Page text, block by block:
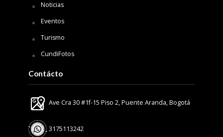
Noticias
Eventos
Turismo
CundiFotos
Contácto
Ave Cra 30 #1f-15 Piso 2, Puente Aranda, Bogotá
3175113242